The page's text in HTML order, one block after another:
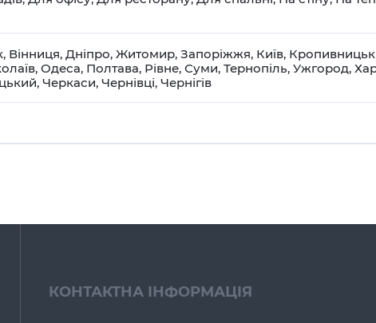
, Вінниця, Дніпро, Житомир, Запоріжжя, Київ,
, Одеса, Полтава, Рівне, Суми, Тернопіль, Ужгород,
, Черкаси, Чернівці, Чернігів
КОНТАКТНА ІНФОРМАЦІЯ